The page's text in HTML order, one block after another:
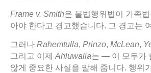
Frame v. Smith은 불법행위법이 가족
아야 한다고 경고했습니다. 그 경고는
그러나 Rahemtulla, Prinzo, McLean,
그리고 이제 Ahluwalia는 — 이 모두가
않게 중요한 사실을 말해 줍니다. 행위